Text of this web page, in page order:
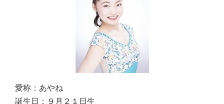
愛称： あやね
誕生日：
９月２１日生